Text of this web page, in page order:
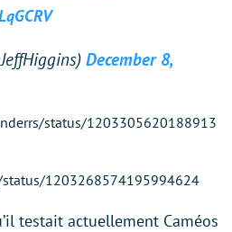
December 8,
status/1203305620188913
1203268574195994624
testait actuellement Caméos